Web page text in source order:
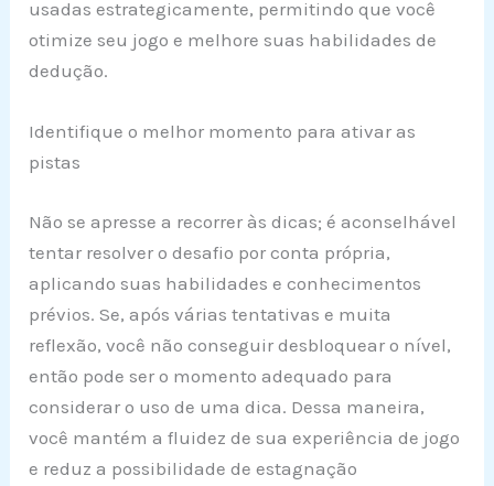
usadas estrategicamente, permitindo que você
otimize seu jogo e melhore suas habilidades de
dedução.
Identifique o melhor momento para ativar as
pistas
Não se apresse a recorrer às dicas; é aconselhável
tentar resolver o desafio por conta própria,
aplicando suas habilidades e conhecimentos
prévios. Se, após várias tentativas e muita
reflexão, você não conseguir desbloquear o nível,
então pode ser o momento adequado para
considerar o uso de uma dica. Dessa maneira,
você mantém a fluidez de sua experiência de jogo
e reduz a possibilidade de estagnação